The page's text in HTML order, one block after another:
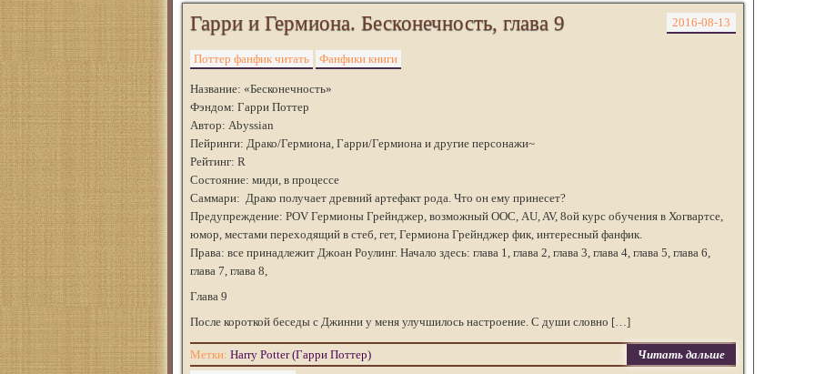
Гарри и Гермиона. Бесконечность, глава 9 2016-08-13
Поттер фанфик читать Фанфики книги
Название: «Бесконечность»
Фэндом: Гарри Поттер
Автор: Abyssian
Пейринги: Драко/Гермиона, Гарри/Гермиона и другие персонажи~
Рейтинг: R
Состояние: миди, в процессе
Саммари: Драко получает древний артефакт рода. Что он ему принесет?
Предупреждение: POV Гермионы Грейнджер, возможный ООС, AU, AV, 8ой курс обучения в Хогвартсе,
юмор, местами переходящий в стеб, гет, Гермиона Грейнджер фик, интересный фанфик.
Права: все принадлежит Джоан Роулинг. Начало здесь: глава 1, глава 2, глава 3, глава 4, глава 5, глава 6,
глава 7, глава 8,
Глава 9
После короткой беседы с Джинни у меня улучшилось настроение. С души словно […]
Читать дальше
Метки: Harry Potter (Гарри Поттер)